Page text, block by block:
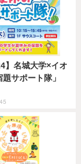
】名城大学×イオ
サポート隊」